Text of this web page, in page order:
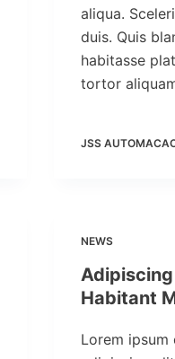
aliqua.
duis. Quis
habitasse
tortor
JSS
NEWS
Habitant
Lorem